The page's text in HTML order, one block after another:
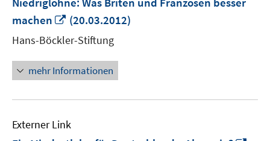
machen
In
neuem
Fenster
öffnen
(20.03.2012)
Hans-Böckler-Stiftung
mehr Informationen
Externer Link